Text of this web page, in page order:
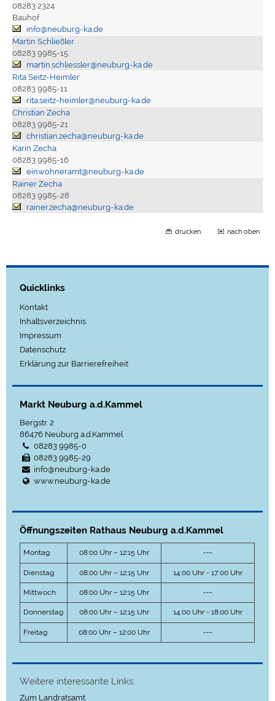
08283 2324
Bauhof
info@neuburg-ka.de
Martin Schließler
08283 9985-15
martin.schliessler@neuburg-ka.de
Rita Seitz-Heimler
08283 9985-11
rita.seitz-heimler@neuburg-ka.de
Christian Zecha
08283 9985-21
christian.zecha@neuburg-ka.de
Karin Zecha
08283 9985-16
einwohneramt@neuburg-ka.de
Rainer Zecha
08283 9985-28
rainer.zecha@neuburg-ka.de
drucken nach oben
Quicklinks
Kontakt
Inhaltsverzeichnis
Impressum
Datenschutz
Erklärung zur Barrierefreiheit
Markt Neuburg a.d.Kammel
Bergstr. 2
86476 Neuburg a.d.Kammel
08283 9985-0
08283 9985-29
info@neuburg-ka.de
www.neuburg-ka.de
Öffnungszeiten Rathaus Neuburg a.d.Kammel
Montag 08:00 Uhr – 12:15 Uhr ---
Dienstag 08:00 Uhr – 12:15 Uhr 14:00 Uhr - 17:00 Uhr
Mittwoch 08:00 Uhr – 12:15 Uhr ---
Donnerstag 08:00 Uhr – 12:15 Uhr 14:00 Uhr - 18:00 Uhr
Freitag 08:00 Uhr – 12:00 Uhr ---
Weitere interessante Links:
Zum Landratsamt